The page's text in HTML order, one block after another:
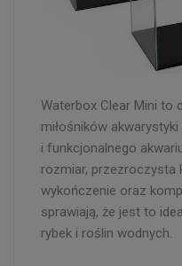
Waterbox Clear Mini to
miłośników
i funkcjonalnego
rozmiar, przezroczysta
wykończenie oraz
sprawiają, że jest to
rybek i roślin wodnych.